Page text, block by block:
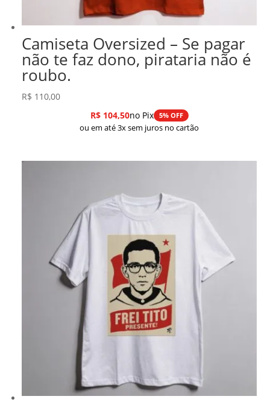
Camiseta Oversized – Se pagar
não te faz dono, pirataria não é
roubo.
R$ 110,00
R$104,50no Pix 5% OFF
ou em até 3x sem juros no cartão